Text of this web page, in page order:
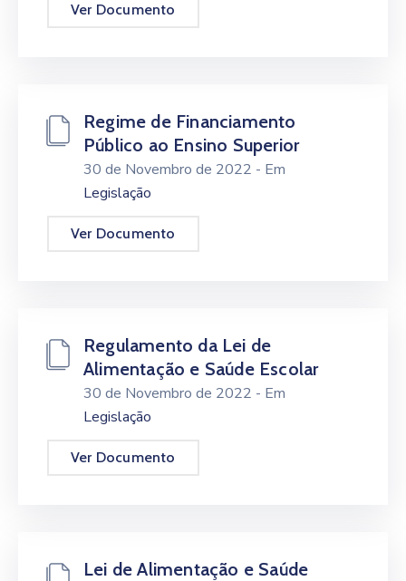
Ver Documento
Regime de Financiamento
Público ao Ensino Superior
30 de Novembro de 2022 - Em
Legislação
Ver Documento
Regulamento da Lei de
Alimentação e Saúde Escolar
30 de Novembro de 2022 - Em
Legislação
Ver Documento
Lei de Alimentação e Saúde